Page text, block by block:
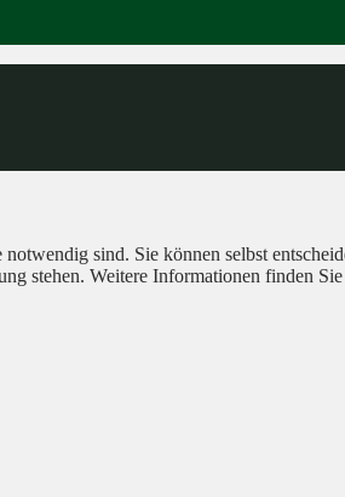
sind. Sie können selbst
stehen. Weitere Informationen finden Sie